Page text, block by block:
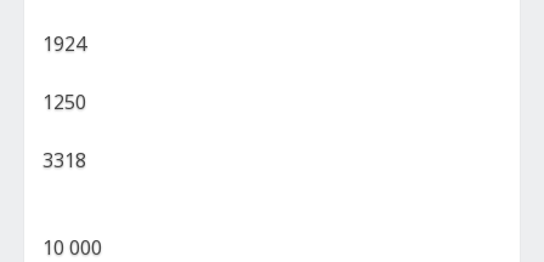
1924
1250
3318
10 000